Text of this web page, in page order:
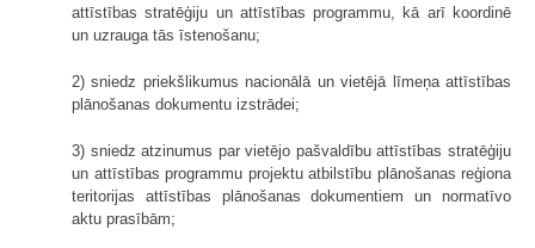
attīstības stratēģiju un attīstības programmu, kā arī koordinē
un uzrauga tās īstenošanu;
2) sniedz priekšlikumus nacionālā un vietējā līmeņa attīstības
plānošanas dokumentu izstrādei;
3) sniedz atzinumus par vietējo pašvaldību attīstības stratēģiju
un attīstības programmu projektu atbilstību plānošanas reģiona
teritorijas attīstības plānošanas dokumentiem un normatīvo
aktu prasībām;